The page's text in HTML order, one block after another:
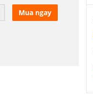
Mua ngay